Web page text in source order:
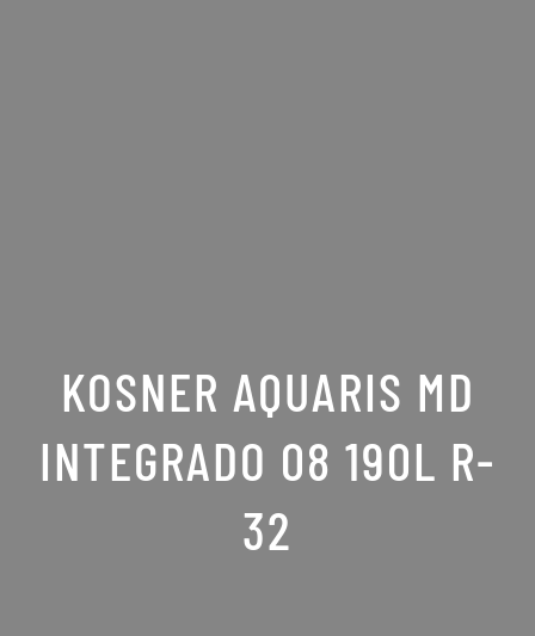
KOSNER AQUARIS MD
INTEGRADO 08 190L R-
32